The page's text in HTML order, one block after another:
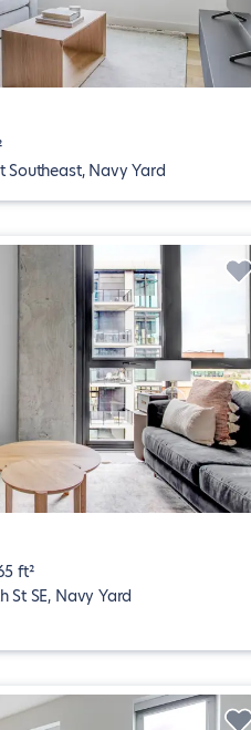
Southeast, Navy Yard
ft²
St SE, Navy Yard